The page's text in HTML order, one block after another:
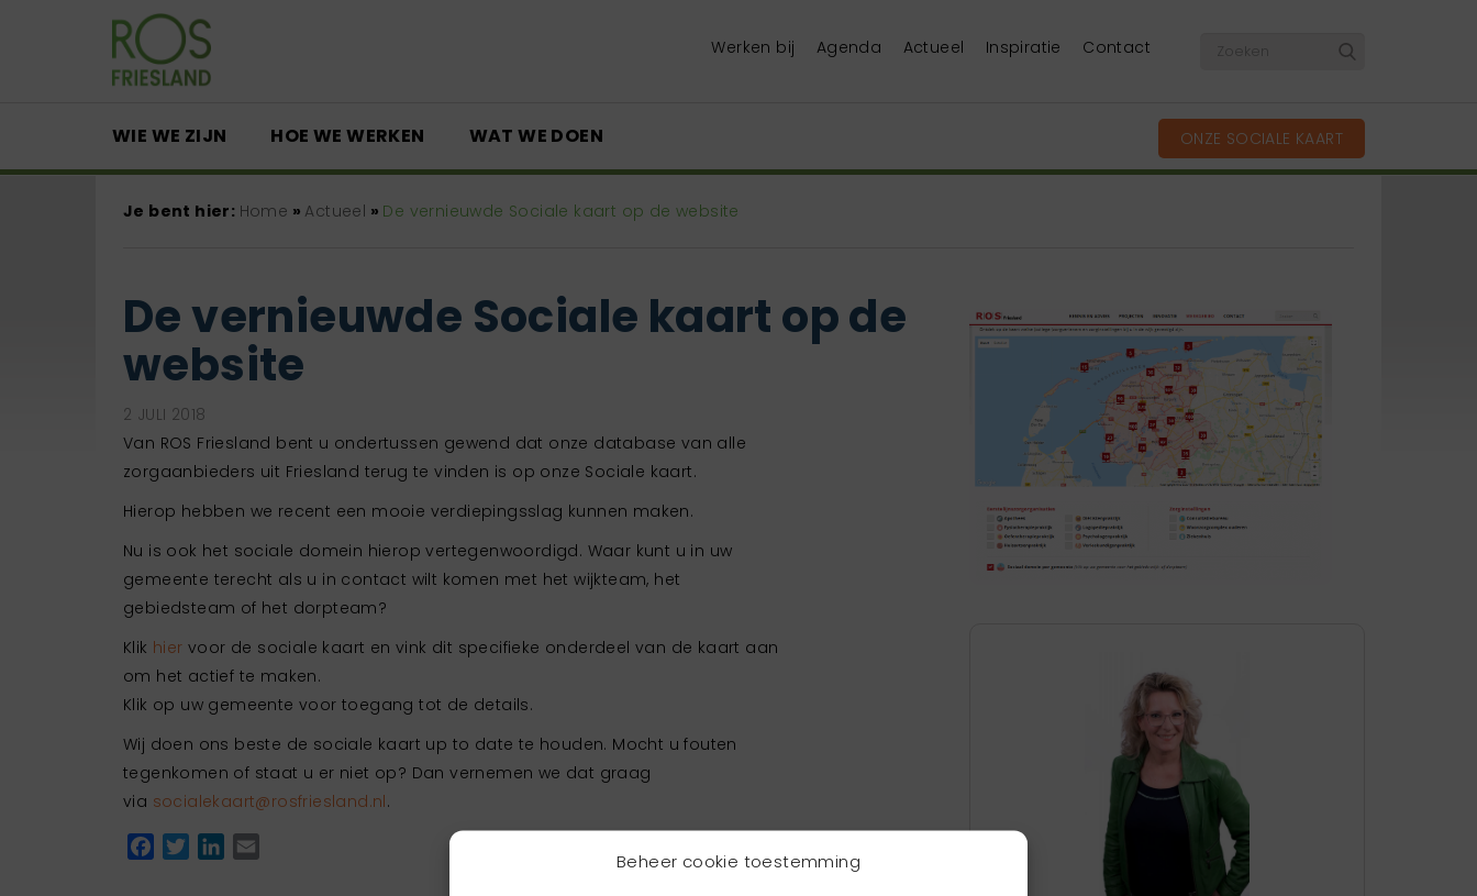
Beheer cookie toestemming
Werken bij Agenda Actueel Inspiratie Contact
WIE WE ZIJN HOE WE WERKEN WAT WE DOEN ONZE SOCIALE KAART
Je bent hier: Home » Actueel » De vernieuwde Sociale kaart op de website
De vernieuwde Sociale kaart op de
website
2 JULI 2018
Van ROS Friesland bent u ondertussen gewend dat onze database van alle
zorgaanbieders uit Friesland terug te vinden is op onze Sociale kaart.
Hierop hebben we recent een mooie verdiepingsslag kunnen maken.
Nu is ook het sociale domein hierop vertegenwoordigd. Waar kunt u in uw
gemeente terecht als u in contact wilt komen met het wijkteam, het
gebiedsteam of het dorpteam?
Klik hier voor de sociale kaart en vink dit specifieke onderdeel van de kaart aan
om het actief te maken.
Klik op uw gemeente voor toegang tot de details.
Wij doen ons beste de sociale kaart up to date te houden. Mocht u fouten
tegenkomen of staat u er niet op? Dan vernemen we dat graag
via socialekaart@rosfriesland.nl.
Facebook
TwitterLinkedIn